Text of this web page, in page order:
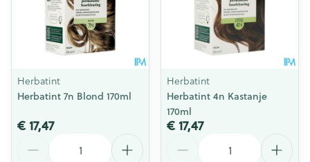
Herbatint
Herbatint 7n Blond 170ml
€ 17,47
Herbatint
Herbatint 4n Kastanje
170ml
€ 17,47